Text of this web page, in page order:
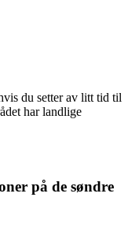
du setter av litt tid til
har landlige
på de søndre